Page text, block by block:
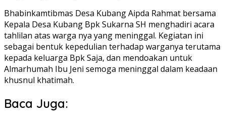
Bhabinkamtibmas Desa Kubang Aipda Rahmat bersama
Kepala Desa Kubang Bpk Sukarna SH menghadiri acara
tahlilan atas warga nya yang meninggal. Kegiatan ini
sebagai bentuk kepedulian terhadap warganya terutama
kepada keluarga Bpk Saja, dan mendoakan untuk
Almarhumah Ibu Jeni semoga meninggal dalam keadaan
khusnul khatimah.
Baca Juga: